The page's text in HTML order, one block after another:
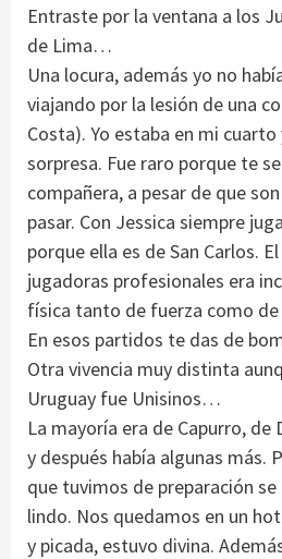
Entraste por la ventana a los
de Lima…
Una locura, además yo no
viajando por la lesión de una
Costa). Yo estaba en mi
sorpresa. Fue raro porque te
compañera, a pesar de que
pasar. Con Jessica siempre
porque ella es de San Carlos.
jugadoras profesionales era
física tanto de fuerza como
En esos partidos te das de
Otra vivencia muy distinta
Uruguay fue Unisinos…
La mayoría era de Capurro,
y después había algunas más.
que tuvimos de preparación
lindo. Nos quedamos en un
y picada, estuvo divina.